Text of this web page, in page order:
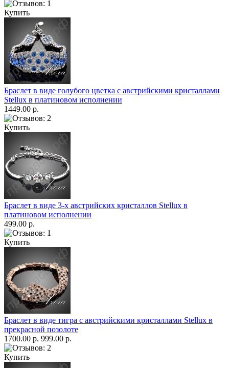
Купить
Браслет в виде голубого цветка с австрийскими кристаллами
Stellux в платиновом исполнении
1449.00 р.
Купить
Браслет в виде 3-х австрийских кристаллов Stellux в
платиновом исполнении
499.00 р.
Купить
Браслет в виде тигра с австрийскими кристаллами Stellux в
прекрасной позолоте
1700.00 р. 999.00 р.
Купить